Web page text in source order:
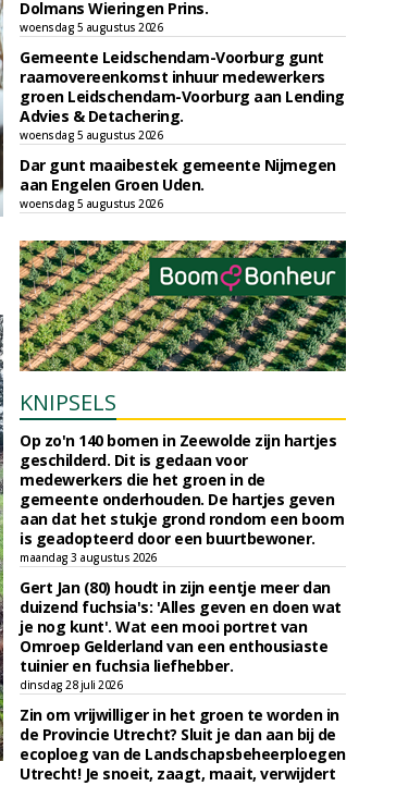
Dolmans Wieringen Prins.
woensdag 5 augustus 2026
Gemeente Leidschendam-Voorburg gunt
raamovereenkomst inhuur medewerkers
groen Leidschendam-Voorburg aan Lending
Advies & Detachering.
woensdag 5 augustus 2026
Dar gunt maaibestek gemeente Nijmegen
aan Engelen Groen Uden.
woensdag 5 augustus 2026
KNIPSELS
Op zo'n 140 bomen in Zeewolde zijn hartjes
geschilderd. Dit is gedaan voor
medewerkers die het groen in de
gemeente onderhouden. De hartjes geven
aan dat het stukje grond rondom een boom
is geadopteerd door een buurtbewoner.
maandag 3 augustus 2026
Gert Jan (80) houdt in zijn eentje meer dan
duizend fuchsia's: 'Alles geven en doen wat
je nog kunt'. Wat een mooi portret van
Omroep Gelderland van een enthousiaste
tuinier en fuchsia liefhebber.
dinsdag 28 juli 2026
Zin om vrijwilliger in het groen te worden in
de Provincie Utrecht? Sluit je dan aan bij de
ecoploeg van de Landschapsbeheerploegen
Utrecht! Je snoeit, zaagt, maait, verwijdert